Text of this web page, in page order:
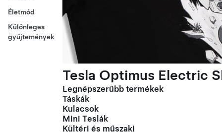
Életmód
Különleges
gyűjtemények
Tesla Optimus Electric
Legnépszerűbb termékek
Táskák
Kulacsok
Mini Teslák
Kültéri és műszaki